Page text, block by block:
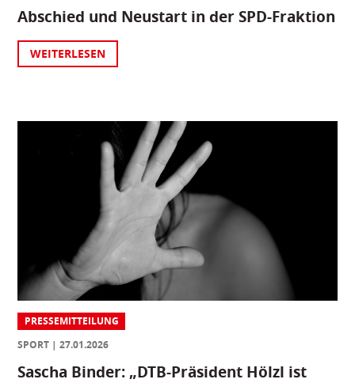
Abschied und Neustart in der SPD-Fraktion
WEITERLESEN
PRESSEMITTEILUNG
SPORT
27.01.2026
Sascha Binder: „DTB-Präsident Hölzl ist